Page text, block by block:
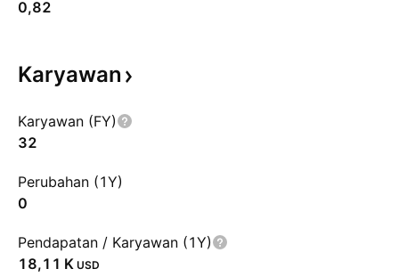
0,82
Karyawan
Karyawan (FY)
32
Perubahan (1Y)
0
Pendapatan / Karyawan (1Y)
‪18,11 K‬ USD